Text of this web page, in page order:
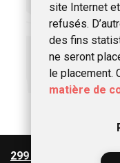
299 €
site Internet
refusés.
des fins
ne seront
le placement.
matière de